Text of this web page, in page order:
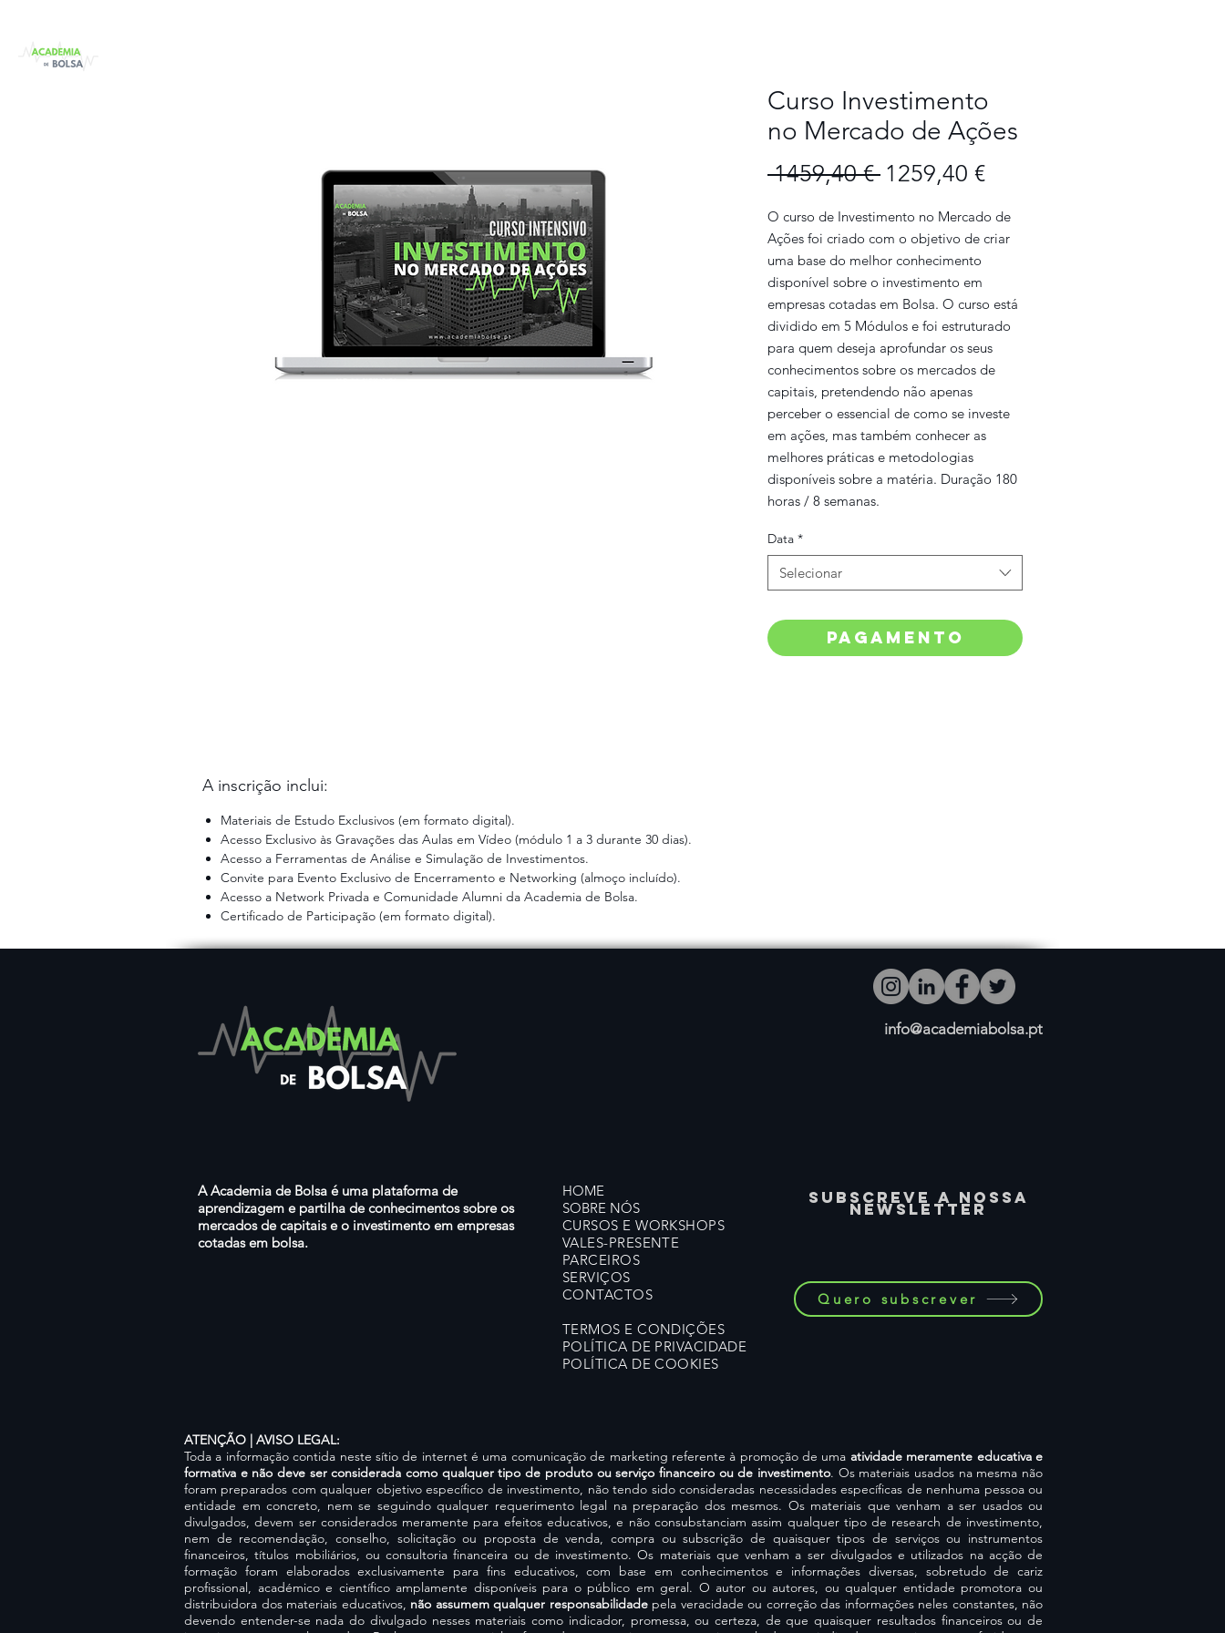
Curso Investimento
no Mercado de Ações
1459,40 € Preço
1259,40 €Preço
O curso de Investimento no Mercado de
Ações foi criado com o objetivo de criar
uma base do melhor conhecimento
disponível sobre o investimento em
empresas cotadas em Bolsa. O curso está
dividido em 5 Módulos e foi estruturado
para quem deseja aprofundar os seus
conhecimentos sobre os mercados de
capitais, pretendendo não apenas
perceber o essencial de como se investe
em ações, mas também conhecer as
melhores práticas e metodologias
disponíveis sobre a matéria. Duração 180
horas / 8 semanas.
Data *
Selecionar
PAGAMENTO
A inscrição inclui:
Materiais de Estudo Exclusivos (em formato digital).
Acesso Exclusivo às Gravações das Aulas em Vídeo (módulo 1 a 3 durante 30 dias).
Acesso a Ferramentas de Análise e Simulação de Investimentos.
​Convite para Evento Exclusivo de Encerramento e Networking (almoço incluído).
Acesso a Network Privada e Comunidade Alumni da Academia de Bolsa.
Certificado de Participação (em formato digital)​.
info@academiabolsa.pt
A Academia de Bolsa é uma plataforma de
aprendizagem e partilha de conhecimentos sobre os
mercados de capitais e o investimento em empresas
cotadas em bolsa.
HOME
SOBRE NÓS
CURSOS E WORKSHOPS
VALES-PRESENTE
PARCEIROS
SERVIÇOS
CONTACTOS
TERMOS E CONDIÇÕES
POLÍTICA DE PRIVACIDADE
POLÍTICA DE COOKIES
SUBSCREVE A NOSSA
NEWSLETTER
Quero subscrever
ATENÇÃO | AVISO LEGAL:
Toda a informação contida neste sítio de internet é uma comunicação de marketing referente à promoção de uma atividade meramente educativa e
formativa e não deve ser considerada como qualquer tipo de produto ou serviço financeiro ou de investimento. Os materiais usados na mesma não
foram preparados com qualquer objetivo específico de investimento, não tendo sido consideradas necessidades específicas de nenhuma pessoa ou
entidade em concreto, nem se seguindo qualquer requerimento legal na preparação dos mesmos. Os materiais que venham a ser usados ou
divulgados, devem ser considerados meramente para efeitos educativos, e não consubstanciam assim qualquer tipo de research de investimento,
nem de recomendação, conselho, solicitação ou proposta de venda, compra ou subscrição de quaisquer tipos de serviços ou instrumentos
financeiros, títulos mobiliários, ou consultoria financeira ou de investimento. Os materiais que venham a ser divulgados e utilizados na acção de
formação foram elaborados exclusivamente para fins educativos, com base em conhecimentos e informações diversas, sobretudo de cariz
profissional, académico e científico amplamente disponíveis para o público em geral. ​O autor ou autores, ou qualquer entidade promotora ou
distribuidora dos materiais educativos, não assumem qualquer responsabilidade pela veracidade ou correção das informações neles constantes, não
devendo entender-se nada do divulgado nesses materiais como indicador, promessa, ou certeza, de que quaisquer resultados financeiros ou de